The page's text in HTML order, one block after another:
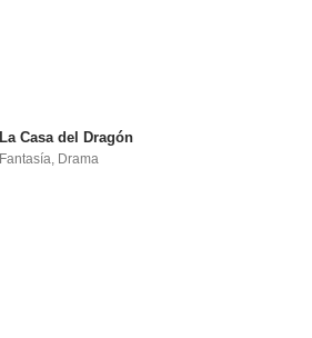
La Casa del Dragón
Fantasía, Drama